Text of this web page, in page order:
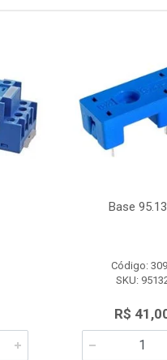
Base
Código:
SKU:
R$